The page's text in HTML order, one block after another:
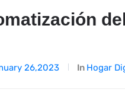
26,2023 In Hogar